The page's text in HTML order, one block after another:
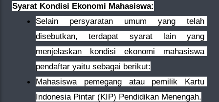
Syarat Kondisi Ekonomi Mahasiswa:
Selain persyaratan umum yang telah
disebutkan, terdapat syarat lain yang
menjelaskan kondisi ekonomi mahasiswa
pendaftar yaitu sebagai berikut:
Mahasiswa pemegang atau pemilik Kartu
Indonesia Pintar (KIP) Pendidikan Menengah.